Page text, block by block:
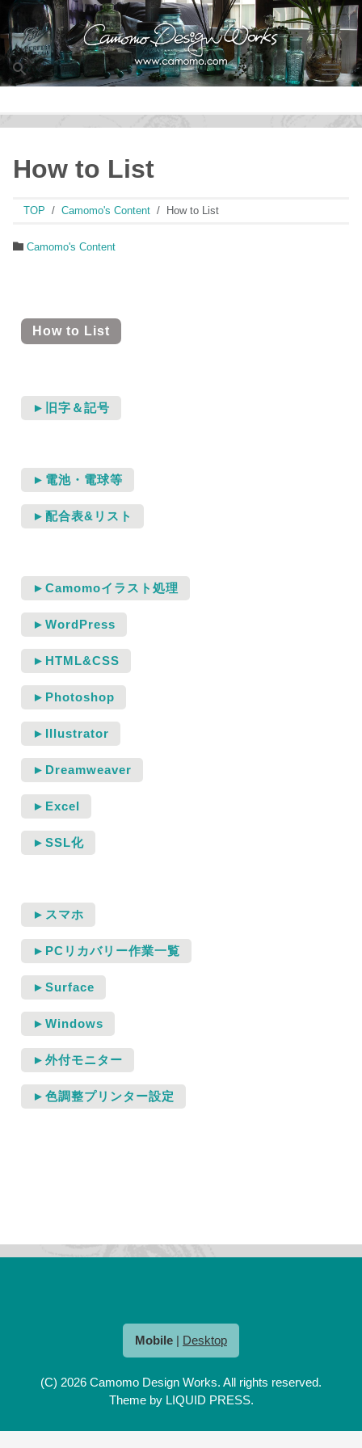
How to List
TOP Camomo's Content How to List
Camomo's Content
How to List
►旧字＆記号
►電池・電球等
►配合表&リスト
►Camomoイラスト処理
►WordPress
►HTML&CSS
►Photoshop
►Illustrator
►Dreamweaver
►Excel
►SSL化
►スマホ
►PCリカバリー作業一覧
►Surface
►Windows
►外付モニター
►色調整プリンター設定
Mobile | Desktop
(C) 2026 Camomo Design Works. All rights reserved.
Theme by LIQUID PRESS.